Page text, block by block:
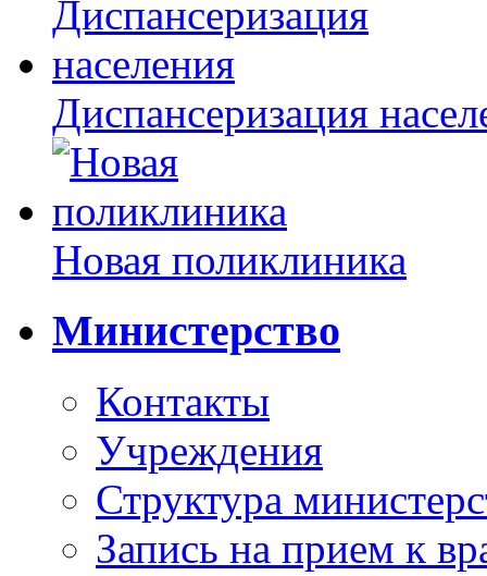
Диспансеризация
Новая поликлиника
Министерство
Контакты
Учреждения
Структура
Запись на прием к